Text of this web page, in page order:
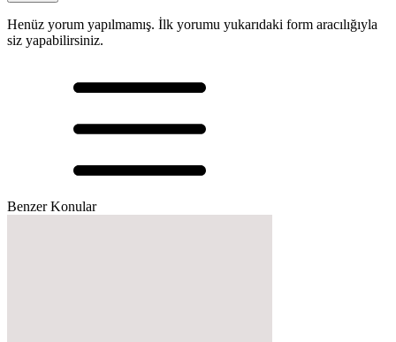
Henüz yorum yapılmamış. İlk yorumu yukarıdaki form aracılığıyla
siz yapabilirsiniz.
Benzer Konular